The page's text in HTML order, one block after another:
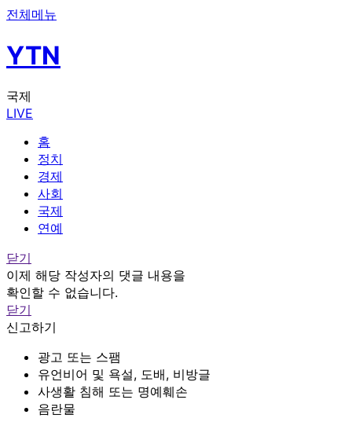
전체메뉴
YTN
국제
LIVE
홈
정치
경제
사회
국제
연예
닫기
이제 해당 작성자의 댓글 내용을
확인할 수 없습니다.
닫기
신고하기
광고 또는 스팸
유언비어 및 욕설, 도배, 비방글
사생활 침해 또는 명예훼손
음란물